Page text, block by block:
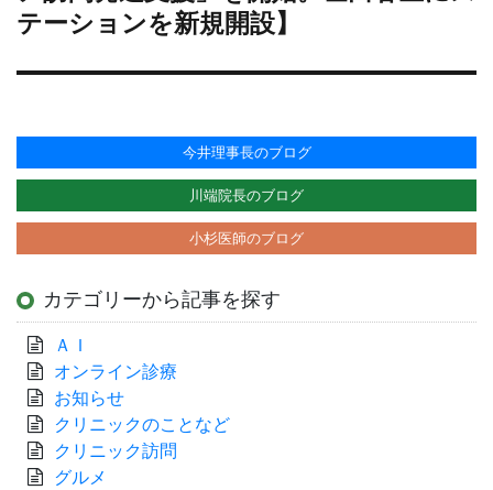
テーションを新規開設】
今井理事長のブログ
川端院長のブログ
小杉医師のブログ
カテゴリーから記事を探す
ＡＩ
オンライン診療
お知らせ
クリニックのことなど
クリニック訪問
グルメ